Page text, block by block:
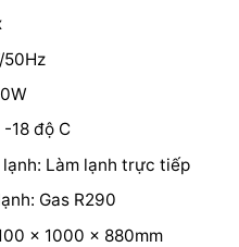
50Hz
18 độ C
Làm lạnh trực tiếp
Gas R290
x 1000 x 880mm